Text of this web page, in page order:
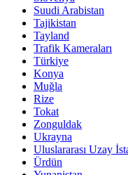
Suudi Arabistan
Tajikistan
Tayland
Trafik Kameraları
Türkiye
Konya
Muğla
Rize
Tokat
Zonguldak
Ukrayna
Uluslararası Uzay
Ürdün